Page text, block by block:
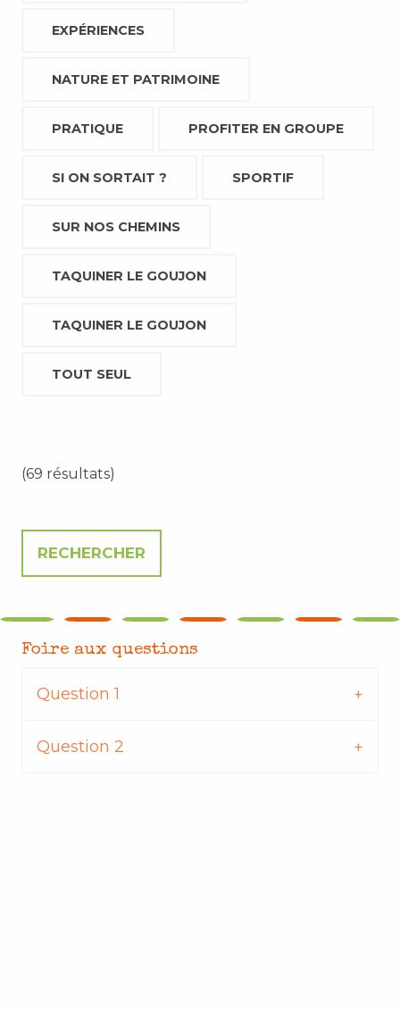
EXPÉRIENCES
NATURE ET PATRIMOINE
PRATIQUE PROFITER EN GROUPE
SI ON SORTAIT ? SPORTIF
SUR NOS CHEMINS
TAQUINER LE GOUJON
TAQUINER LE GOUJON
TOUT SEUL
(69 résultats)
Foire aux questions
Question 1
Question 2